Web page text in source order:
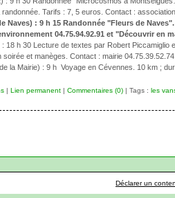
Tarifs : 7, 5 euros. Contact :
Naves) : 9 h 15 Randonnée "Fleurs de
04.75.94.92.91 et "Découvrir en
18 h 30 Lecture de textes par Robert
et manèges. Contact : mairie 04.75.39.52.74
la Mairie) : 9 h Voyage en Cévennes. 10 km ;
| Lien permanent | Commentaires (0) | Tags : les
Déclarer un